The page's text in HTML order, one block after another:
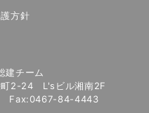
方針
建チーム
2-24 L'sビル湘南2F
Fax:0467-84-4443